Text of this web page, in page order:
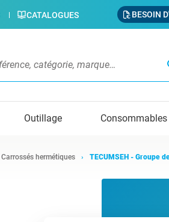
CATALOGUES BESOIN
Outillage Consommables
Carrossés hermétiques TECUMSEH - Groupe